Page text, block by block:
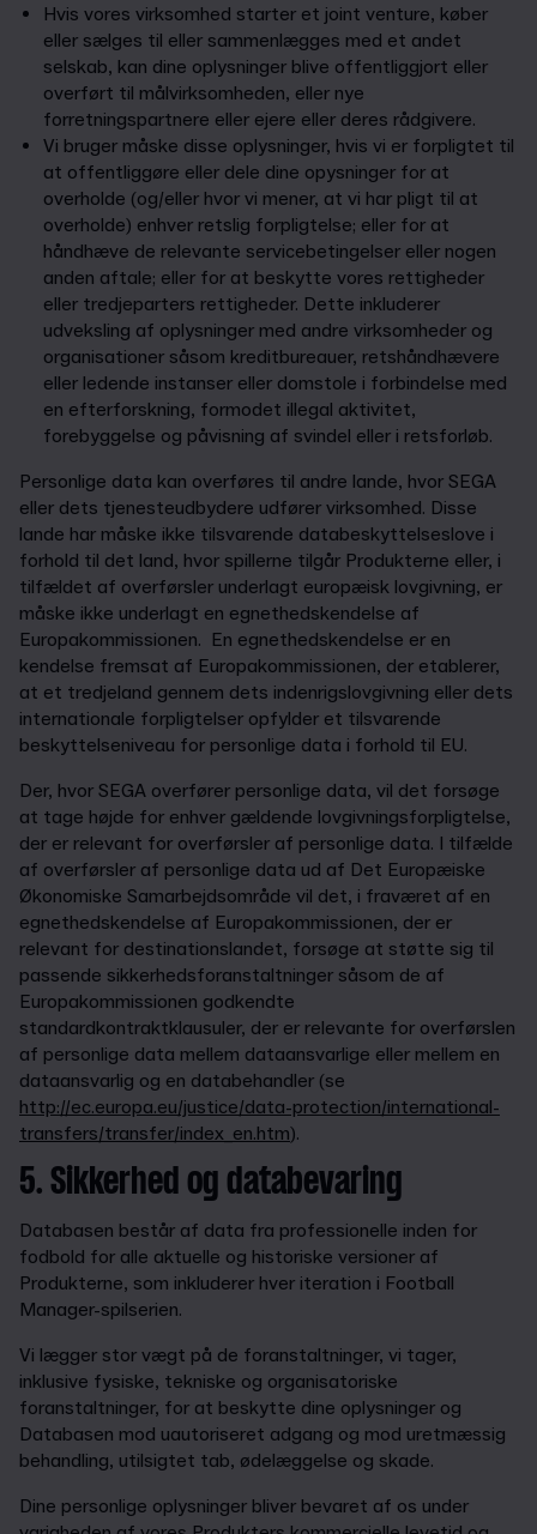
Hvis vores virksomhed starter et joint venture, køber
eller sælges til eller sammenlægges med et andet
selskab, kan dine oplysninger blive offentliggjort eller
overført til målvirksomheden, eller nye
forretningspartnere eller ejere eller deres rådgivere.
Vi bruger måske disse oplysninger, hvis vi er forpligtet til
at offentliggøre eller dele dine opysninger for at
overholde (og/eller hvor vi mener, at vi har pligt til at
overholde) enhver retslig forpligtelse; eller for at
håndhæve de relevante servicebetingelser eller nogen
anden aftale; eller for at beskytte vores rettigheder
eller tredjeparters rettigheder. Dette inkluderer
udveksling af oplysninger med andre virksomheder og
organisationer såsom kreditbureauer, retshåndhævere
eller ledende instanser eller domstole i forbindelse med
en efterforskning, formodet illegal aktivitet,
forebyggelse og påvisning af svindel eller i retsforløb.
Personlige data kan overføres til andre lande, hvor SEGA
eller dets tjenesteudbydere udfører virksomhed. Disse
lande har måske ikke tilsvarende databeskyttelseslove i
forhold til det land, hvor spillerne tilgår Produkterne eller, i
tilfældet af overførsler underlagt europæisk lovgivning, er
måske ikke underlagt en egnethedskendelse af
Europakommissionen. En egnethedskendelse er en
kendelse fremsat af Europakommissionen, der etablerer,
at et tredjeland gennem dets indenrigslovgivning eller dets
internationale forpligtelser opfylder et tilsvarende
beskyttelseniveau for personlige data i forhold til EU.
Der, hvor SEGA overfører personlige data, vil det forsøge
at tage højde for enhver gældende lovgivningsforpligtelse,
der er relevant for overførsler af personlige data. I tilfælde
af overførsler af personlige data ud af Det Europæiske
Økonomiske Samarbejdsområde vil det, i fraværet af en
egnethedskendelse af Europakommissionen, der er
relevant for destinationslandet, forsøge at støtte sig til
passende sikkerhedsforanstaltninger såsom de af
Europakommissionen godkendte
standardkontraktklausuler, der er relevante for overførslen
af personlige data mellem dataansvarlige eller mellem en
dataansvarlig og en databehandler (se
http://ec.europa.eu/justice/data-protection/international-
transfers/transfer/index_en.htm).
5. Sikkerhed og databevaring
Databasen består af data fra professionelle inden for
fodbold for alle aktuelle og historiske versioner af
Produkterne, som inkluderer hver iteration i Football
Manager-spilserien.
Vi lægger stor vægt på de foranstaltninger, vi tager,
inklusive fysiske, tekniske og organisatoriske
foranstaltninger, for at beskytte dine oplysninger og
Databasen mod uautoriseret adgang og mod uretmæssig
behandling, utilsigtet tab, ødelæggelse og skade.
Dine personlige oplysninger bliver bevaret af os under